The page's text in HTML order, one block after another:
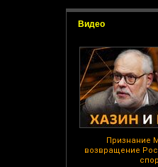
Видео
Признание
возвращение